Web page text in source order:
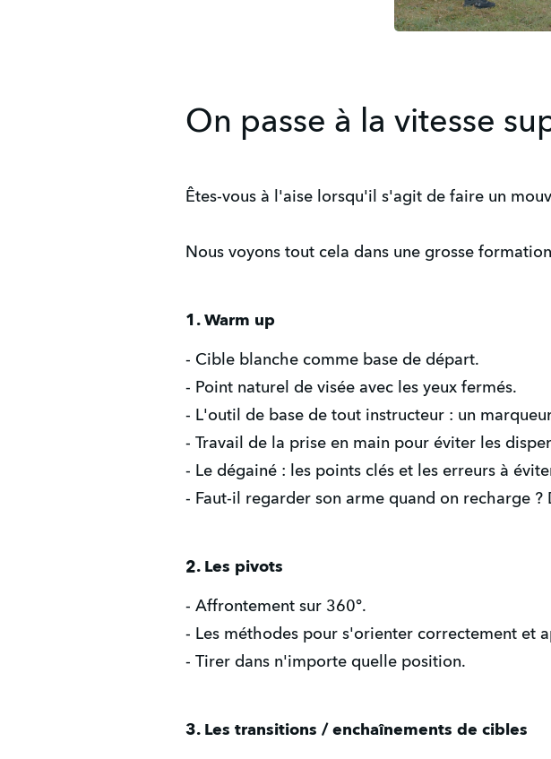
On passe à la vitesse
Êtes-vous à l'aise lorsqu'il s'agit de faire un
Nous voyons tout cela dans une grosse
1. Warm up
- Cible blanche comme base de départ.
- Point naturel de visée avec les yeux fermés.
- L'outil de base de tout instructeur : un
- Travail de la prise en main pour éviter les
- Le dégainé : les points clés et les erreurs à
- Faut-il regarder son arme quand on recharge ?
2. Les pivots
- Affrontement sur 360°.
- Les méthodes pour s'orienter correctement et
- Tirer dans n'importe quelle position.
3. Les transitions / enchaînements de cibles